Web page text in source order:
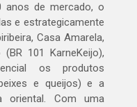
anos de mercado, o
e estrategicamente
Casa Amarela,
101 KarneKeijo),
os produtos
e queijos) e a
oriental. Com uma